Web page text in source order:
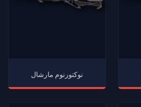
نوكتورنوم مارشال